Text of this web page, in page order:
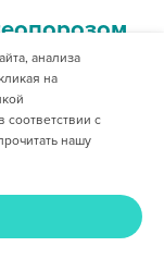
и маркетингу
Кабинет
анализа
на
с
нашу